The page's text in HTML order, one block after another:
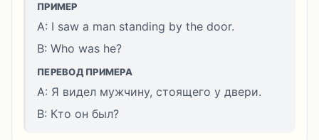
ПРИМЕР
A: I saw a man standing by the door.
B: Who was he?
ПЕРЕВОД ПРИМЕРА
A: Я видел мужчину, стоящего у двери.
B: Кто он был?